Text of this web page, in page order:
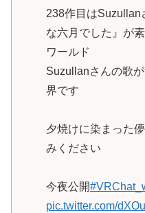
238作目はSuzullan
な六月でした』が
ワールド
Suzullanさんの歌
界です
夕焼けに染まった
みください
今夜公開
pic.twitter.com/